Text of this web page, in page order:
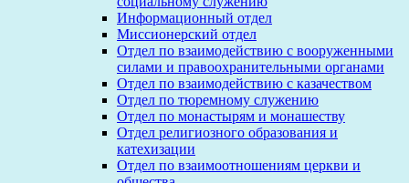
Информационный отдел
Миссионерский отдел
Отдел по взаимодействию с вооруженными
силами и правоохранительными органами
Отдел по взаимодействию с казачеством
Отдел по тюремному служению
Отдел по монастырям и монашеству
Отдел религиозного образования и
катехизации
Отдел по взаимоотношениям церкви и